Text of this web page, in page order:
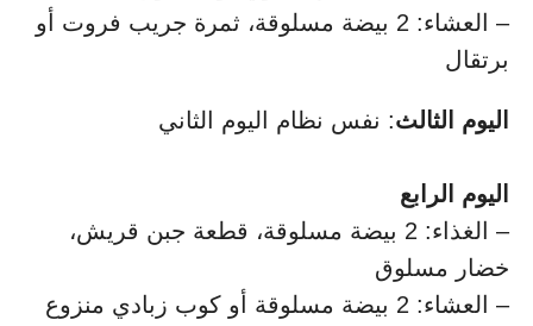
– العشاء: 2 بيضة مسلوقة، ثمرة جريب فروت أو
برتقال
اليوم الثالث: نفس نظام اليوم الثاني
اليوم الرابع
– الغذاء: 2 بيضة مسلوقة، قطعة جبن قريش،
خضار مسلوق
– العشاء: 2 بيضة مسلوقة أو كوب زبادي منزوع